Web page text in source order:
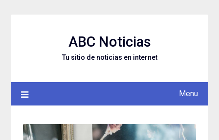
ABC Noticias
Tu sitio de noticias en internet
Menu